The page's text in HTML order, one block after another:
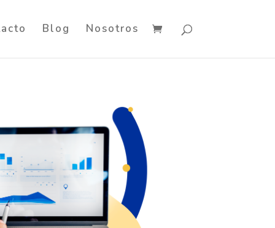
Blog Nosotros